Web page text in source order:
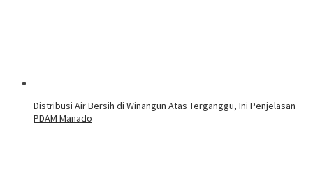
Distribusi Air Bersih di Winangun Atas Terganggu, Ini Penjelasan
PDAM Manado